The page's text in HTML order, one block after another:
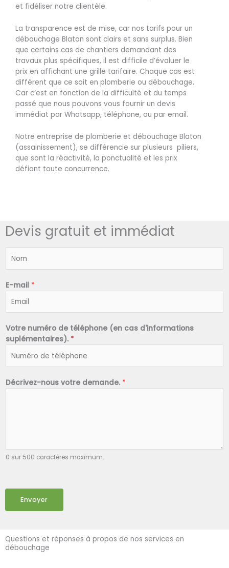
et fidéliser notre clientèle.
La transparence est de mise, car nos tarifs pour un
débouchage Blaton sont clairs et sans surplus. Bien
que certains cas de chantiers demandant des
travaux plus spécifiques, il est difficile d’évaluer le
prix en affichant une grille tarifaire. Chaque cas est
différent que ce soit en plomberie ou débouchage.
Car c’est en fonction de la difficulté et du temps
passé que nous pouvons vous fournir un devis
immédiat par Whatsapp, téléphone, ou par email.
Notre entreprise de plomberie et débouchage Blaton
(assainissement), se différencie sur plusieurs piliers,
que sont la réactivité, la ponctualité et les prix
défiant toute concurrence.
Devis gratuit et immédiat
*
E-mail *
Votre numéro de téléphone (en cas d'informations
suplémentaires). *
Décrivez-nous votre demande. *
0 sur 500 caractères maximum.
Envoyer
Questions et réponses à propos de nos services en
débouchage